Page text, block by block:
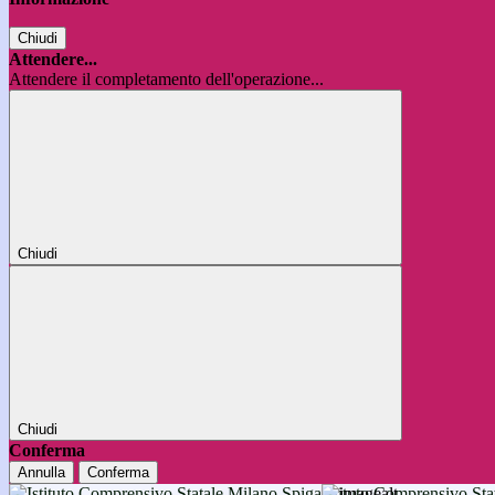
Chiudi
Attendere...
Attendere il completamento dell'operazione...
Chiudi
Chiudi
Conferma
Annulla Conferma